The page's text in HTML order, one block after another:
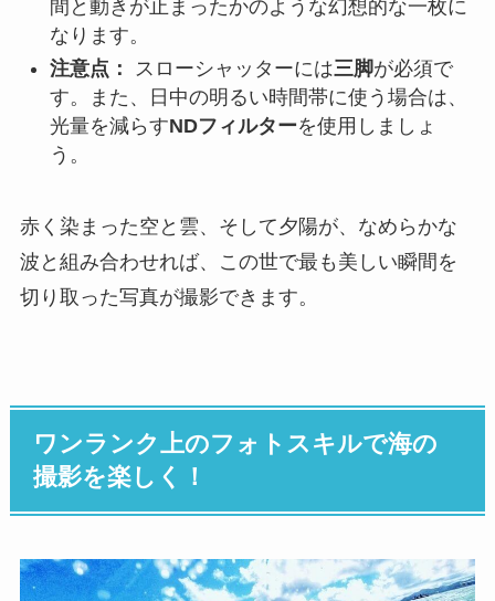
間と動きが止まったかのような幻想的な一枚に
なります。
注意点：
スローシャッターには三脚が必須で
す。また、日中の明るい時間帯に使う場合は、
光量を減らすNDフィルターを使用しましょ
う。
赤く染まった空と雲、そして夕陽が、なめらかな
波と組み合わせれば、この世で最も美しい瞬間を
切り取った写真が撮影できます。
ワンランク上のフォトスキルで海の
撮影を楽しく！